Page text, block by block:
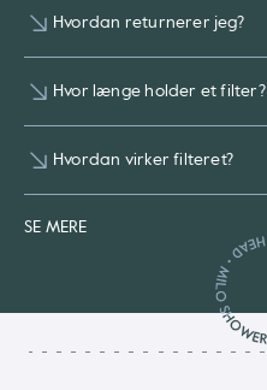
Hvordan returnerer jeg?
Hvor længe holder et filter?
Hvordan virker filteret?
SE MERE